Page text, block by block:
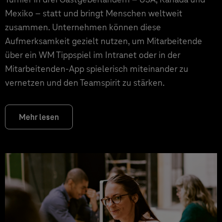
Mexiko – statt und bringt Menschen weltweit
zusammen. Unternehmen können diese
Aufmerksamkeit gezielt nutzen, um Mitarbeitende
über ein WM Tippspiel im Intranet oder in der
Mitarbeitenden-App spielerisch miteinander zu
vernetzen und den Teamspirit zu stärken.
Mehr lesen